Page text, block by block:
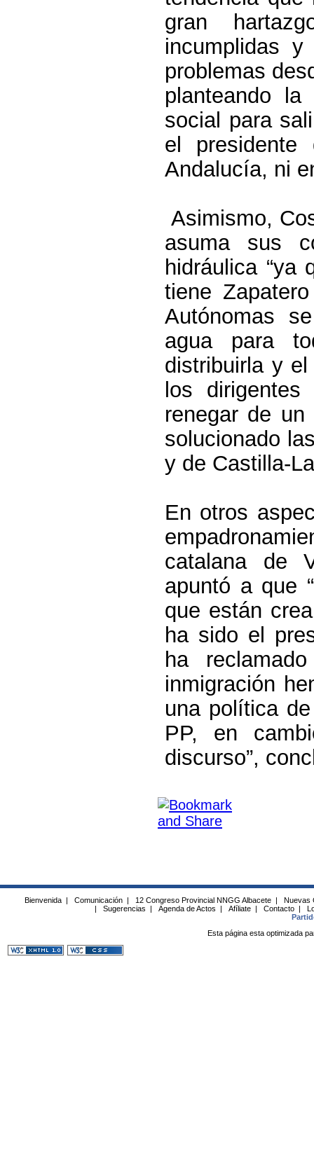
gran
incumplidas
problemas
planteando
social para
el
Andalucía, ni
Asimismo,
asuma sus
hidráulica “ya
tiene
Autónomas
agua para
distribuirla y
los
renegar de un
solucionado
y de Castilla-
En otros
catalana de
apuntó a que
que están
ha sido el
ha
inmigración
una política
PP, en
discurso”,
Bienvenida | Comunicación | 12 Congreso Provincial NNGG Albacete |
Nuevas
|
Sugerencias | Agenda de Actos | Afíliate | Contacto |
Esta página esta optimizada